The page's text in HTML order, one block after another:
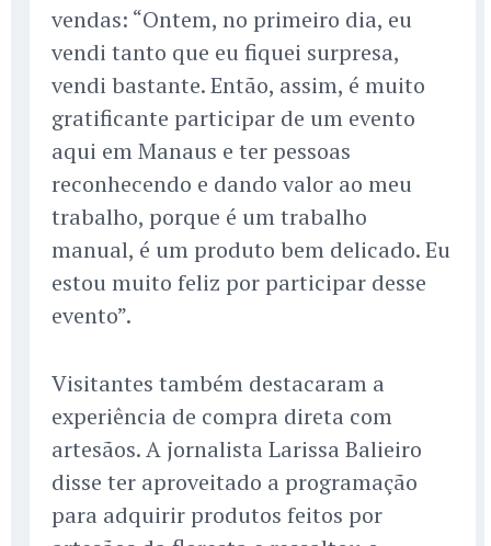
vendas: “Ontem, no primeiro dia, eu
vendi tanto que eu fiquei surpresa,
vendi bastante. Então, assim, é muito
gratificante participar de um evento
aqui em Manaus e ter pessoas
reconhecendo e dando valor ao meu
trabalho, porque é um trabalho
manual, é um produto bem delicado. Eu
estou muito feliz por participar desse
evento”.
Visitantes também destacaram a
experiência de compra direta com
artesãos. A jornalista Larissa Balieiro
disse ter aproveitado a programação
para adquirir produtos feitos por